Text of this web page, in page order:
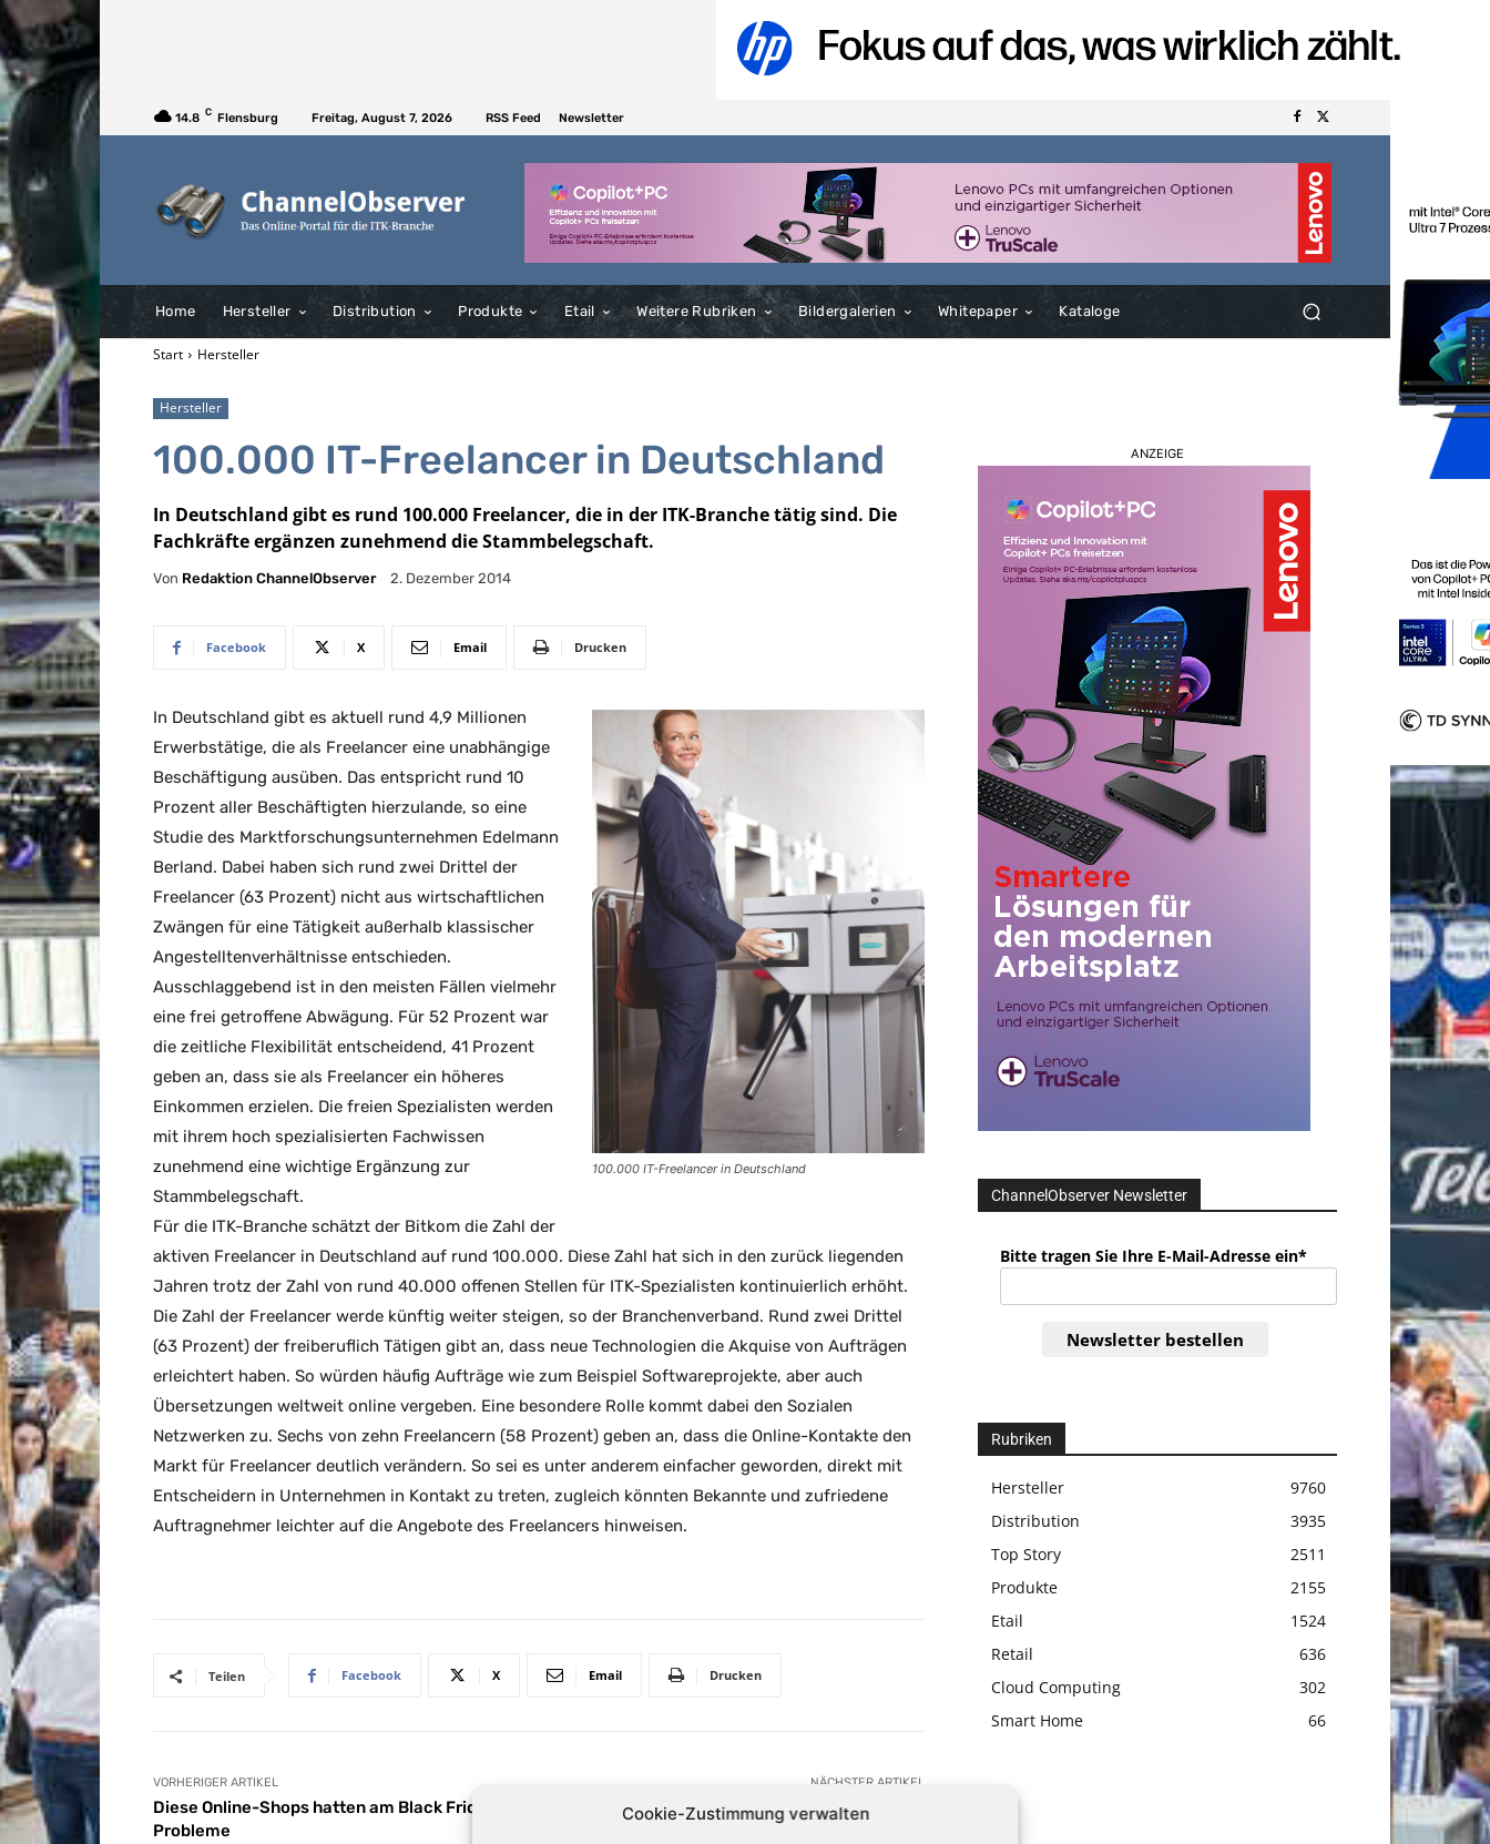
Cookie-Zustimmung verwalten
14.8 C Flensburg Freitag, August 7, 2026 RSS Feed Newsletter
Home Hersteller Distribution Produkte Etail Weitere Rubriken Bildergalerien Whitepaper Kataloge
Start Hersteller
Hersteller
100.000 IT-Freelancer in Deutschland
In Deutschland gibt es rund 100.000 Freelancer, die in der ITK-Branche tätig sind. Die
Fachkräfte ergänzen zunehmend die Stammbelegschaft.
Von Redaktion ChannelObserver 2. Dezember 2014
Facebook X Email Drucken
100.000 IT-Freelancer in Deutschland
In Deutschland gibt es aktuell rund 4,9 Millionen
Erwerbstätige, die als Freelancer eine unabhängige
Beschäftigung ausüben. Das entspricht rund 10
Prozent aller Beschäftigten hierzulande, so eine
Studie des Marktforschungsunternehmen Edelmann
Berland. Dabei haben sich rund zwei Drittel der
Freelancer (63 Prozent) nicht aus wirtschaftlichen
Zwängen für eine Tätigkeit außerhalb klassischer
Angestelltenverhältnisse entschieden.
Ausschlaggebend ist in den meisten Fällen vielmehr
eine frei getroffene Abwägung. Für 52 Prozent war
die zeitliche Flexibilität entscheidend, 41 Prozent
geben an, dass sie als Freelancer ein höheres
Einkommen erzielen. Die freien Spezialisten werden
mit ihrem hoch spezialisierten Fachwissen
zunehmend eine wichtige Ergänzung zur
Stammbelegschaft.
Für die ITK-Branche schätzt der Bitkom die Zahl der
aktiven Freelancer in Deutschland auf rund 100.000. Diese Zahl hat sich in den zurück liegenden
Jahren trotz der Zahl von rund 40.000 offenen Stellen für ITK-Spezialisten kontinuierlich erhöht.
Die Zahl der Freelancer werde künftig weiter steigen, so der Branchenverband. Rund zwei Drittel
(63 Prozent) der freiberuflich Tätigen gibt an, dass neue Technologien die Akquise von Aufträgen
erleichtert haben. So würden häufig Aufträge wie zum Beispiel Softwareprojekte, aber auch
Übersetzungen weltweit online vergeben. Eine besondere Rolle kommt dabei den Sozialen
Netzwerken zu. Sechs von zehn Freelancern (58 Prozent) geben an, dass die Online-Kontakte den
Markt für Freelancer deutlich verändern. So sei es unter anderem einfacher geworden, direkt mit
Entscheidern in Unternehmen in Kontakt zu treten, zugleich könnten Bekannte und zufriedene
Auftragnehmer leichter auf die Angebote des Freelancers hinweisen.
Teilen Facebook X Email Drucken
VORHERIGER ARTIKEL
Diese Online-Shops hatten am Black Friday
Probleme
NÄCHSTER ARTIKEL
Ingram Micro übernimmt VAD Armada
ANZEIGE
ChannelObserver Newsletter
Bitte tragen Sie Ihre E-Mail-Adresse ein*
Newsletter bestellen
Rubriken
Hersteller
9760
Distribution
3935
Top Story
2511
Produkte
2155
Etail
1524
Retail
636
Cloud Computing
302
Smart Home
66